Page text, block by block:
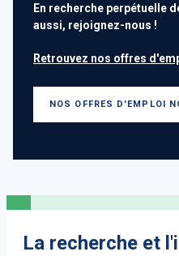
valeurs communes du
même : apporter un service
En recherche perpétuelle
aussi, rejoignez-nous !
Retrouvez nos offres
NOS OFFRES D'EMPLOI
La recherche et